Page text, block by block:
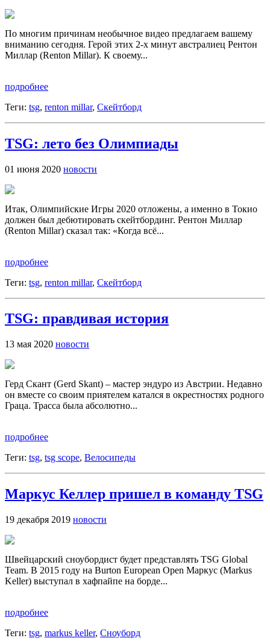
По многим причинам необычное видео предлагаем вашему
вниманию сегодня. Герой этих 2-х минут австралиец Рентон
Миллар (Renton Millar). К своему...
подробнее
Теги: tsg, renton millar, Скейтборд
TSG: лето без Олимпиады
01 июня 2020 новости
Итак, Олимпийские Игры 2020 отложены, а именно в Токио
должен был дебютировать скейтбординг. Рентон Миллар
(Renton Millar) сказал так: «Когда всё...
подробнее
Теги: tsg, renton millar, Скейтборд
TSG: правдивая история
13 мая 2020 новости
Герд Скант (Gerd Skant) – мастер эндуро из Австрии. Недавно
он вместе со своим приятелем катался в окрестностях родного
Граца. Трасса была абсолютно...
подробнее
Теги: tsg, tsg scope, Велосипеды
Маркус Келлер пришел в команду TSG
19 декабря 2019 новости
Швейцарский сноубордист будет представлять TSG Global
Team. В 2015 году на Burton European Open Маркус (Markus
Keller) выступал в хафпайпе на борде...
подробнее
Теги: tsg, markus keller, Сноуборд